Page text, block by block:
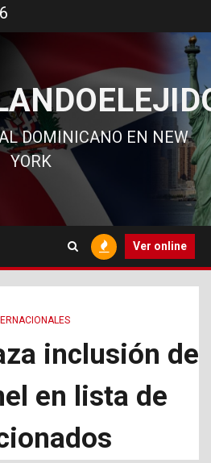
DOMINICANO EN NEW
YORK
Ver online
inclusión de
en lista de